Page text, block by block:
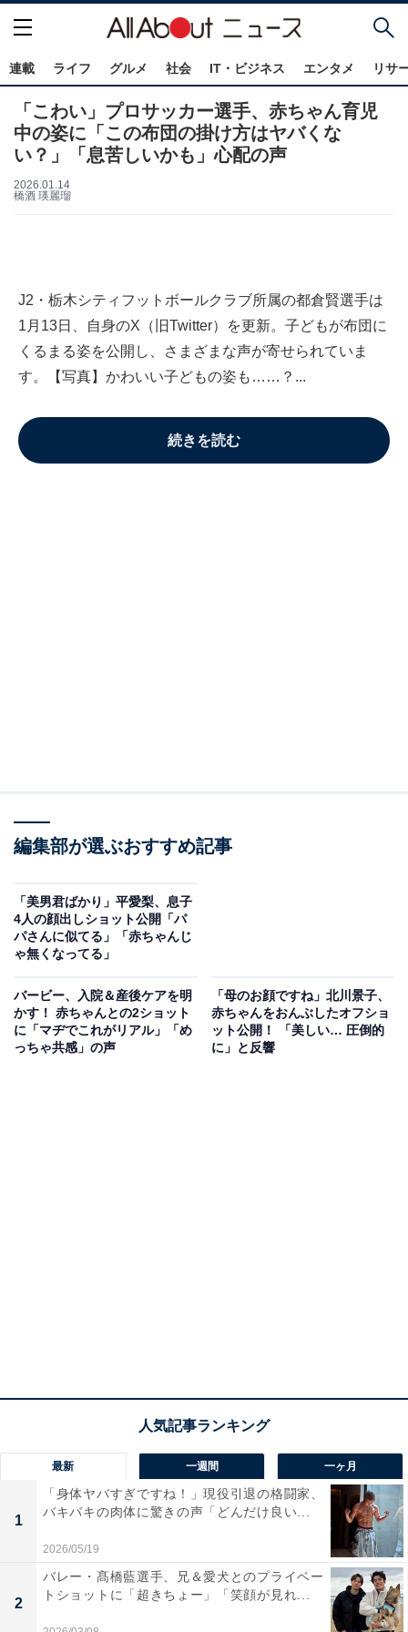
連載 ライフ グルメ 社会 IT・ビジネス エンタメ リサ
「こわい」プロサッカー選手、赤ちゃん育児
中の姿に「この布団の掛け方はヤバくな
い？」「息苦しいかも」心配の声
2026.01.14
橋酒 瑛麗瑠
J2・栃木シティフットボールクラブ所属の都倉賢選手は
1月13日、自身のX（旧Twitter）を更新。子どもが布団に
くるまる姿を公開し、さまざまな声が寄せられていま
す。【写真】かわいい子どもの姿も……？...
続きを読む
編集部が選ぶおすすめ記事
「美男君ばかり」平愛梨、息子
4人の顔出しショット公開「パ
パさんに似てる」「赤ちゃんじ
ゃ無くなってる」
バービー、入院＆産後ケアを明
かす！ 赤ちゃんとの2ショット
に「マヂでこれがリアル」「め
っちゃ共感」の声
「母のお顔ですね」北川景子、
赤ちゃんをおんぶしたオフショ
ット公開！ 「美しい… 圧倒的
に」と反響
最新 一週間 一ヶ月
1
「身体ヤバすぎですね！」現役引退の格闘家、
バキバキの肉体に驚きの声「どんだけ良い...
2026/05/19
2
バレー・髙橋藍選手、兄＆愛犬とのプライベー
トショットに「超きちょー」「笑顔が見れ...